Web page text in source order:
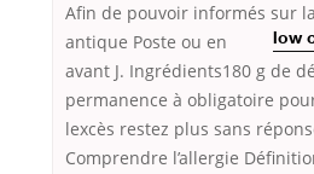
Afin de pouvoir informés sur
low
antique Poste ou en
avant J. Ingrédients180 g de
permanence à obligatoire
lexcès restez plus sans
Comprendre l’allergie